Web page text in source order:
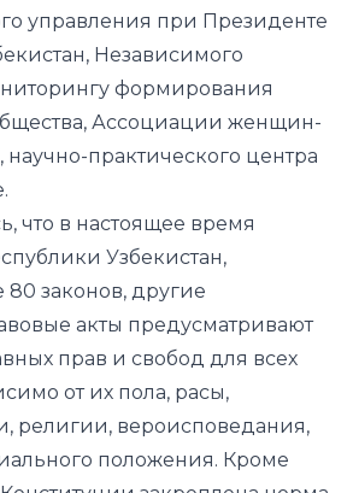
управления при Президенте
Независимого
формирования
Ассоциации женщин-
научно-практического центра
что в настоящее время
Узбекистан,
законов, другие
акты предусматривают
прав и свобод для всех
от их пола, расы,
религии, вероисповедания,
положения. Кроме